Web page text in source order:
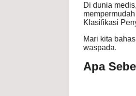
Di dunia
Klasifikasi
Mari kita
waspada.
Apa